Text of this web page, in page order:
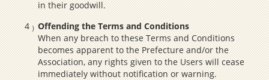
in their goodwill.
Offending the Terms and Conditions
When any breach to these Terms and Conditions
becomes apparent to the Prefecture and/or the
Association, any rights given to the Users will cease
immediately without notification or warning.